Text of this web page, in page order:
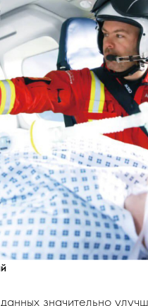
значительно